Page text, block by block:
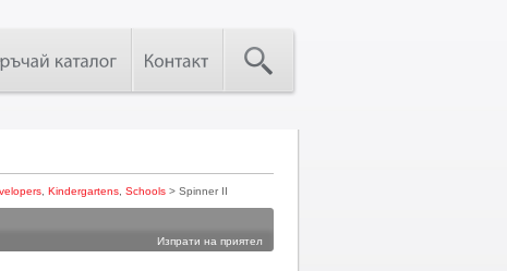
Kindergartens Schools > Spinner II
Изпрати на приятел